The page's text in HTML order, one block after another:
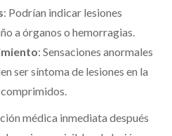
: Podrían indicar lesiones
a órganos o hemorragias.
: Sensaciones anormales
ser síntoma de lesiones en la
médica inmediata después